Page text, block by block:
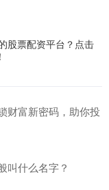
股票配资平台？点击
财富新密码，助你投
叫什么名字？